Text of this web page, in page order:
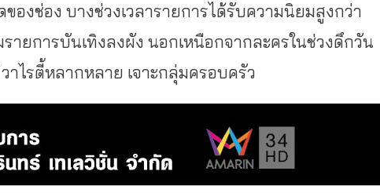
องช่อง บางช่วงเวลารายการได้รับความนิยมสูงกว่า
ายการบันเทิงลงผัง นอกเหนือกจากละครในช่วงดึกวัน
าไรตี้หลากหลาย เจาะกลุ่มครอบครัว